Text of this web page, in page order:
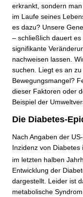
erkrankt, sondern
im Laufe seines
es dazu? Unsere
– schließlich dauert
signifikante
nachweisen lassen.
suchen. Liegt es an
Bewegungsmangel?
dieser Faktoren oder
Beispiel der
Die Diabetes-
Nach Angaben der
Inzidenz von Diabetes
im letzten halben
Entwicklung der
dargestellt. Leider ist
metabolische